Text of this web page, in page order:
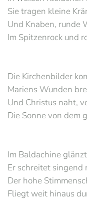
Sie tragen kleine
Und Knaben, runde
Im Spitzenrock und
Die Kirchenbilder
Mariens Wunden
Und Christus naht,
Die Sonne von dem
Im Baldachine
Er schreitet singend
Der hohe
Fliegt weit hinaus